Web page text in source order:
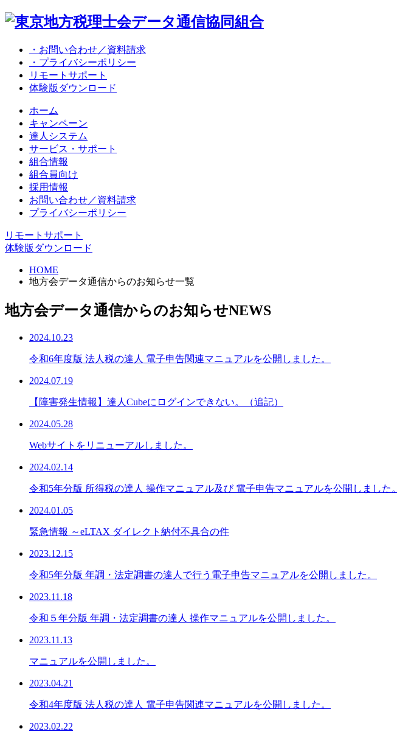
・お問い合わせ／資料請求
・プライバシーポリシー
リモートサポート
体験版ダウンロード
ホーム
キャンペーン
達人システム
サービス・サポート
組合情報
組合員向け
採用情報
お問い合わせ／資料請求
プライバシーポリシー
リモートサポート
体験版ダウンロード
HOME
地方会データ通信からのお知らせ一覧
地方会データ通信からのお知らせNEWS
2024.10.23
令和6年度版 法人税の達人 電子申告関連マニュアルを公開しました。
2024.07.19
【障害発生情報】達人Cubeにログインできない。（追記）
2024.05.28
Webサイトをリニューアルしました。
2024.02.14
令和5年分版 所得税の達人 操作マニュアル及び 電子申告マニュアルを公開しました。
2024.01.05
緊急情報 ～eLTAX ダイレクト納付不具合の件
2023.12.15
令和5年分版 年調・法定調書の達人で行う電子申告マニュアルを公開しました。
2023.11.18
令和５年分版 年調・法定調書の達人 操作マニュアルを公開しました。
2023.11.13
マニュアルを公開しました。
2023.04.21
令和4年度版 法人税の達人 電子申告関連マニュアルを公開しました。
2023.02.22